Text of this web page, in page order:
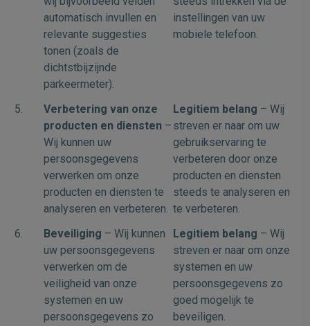
automatisch invullen en
relevante suggesties
tonen (zoals de
dichtstbijzijnde
parkeermeter).
instellingen van uw
mobiele telefoon.
5.
Verbetering van onze
producten en diensten –
Wij kunnen uw
persoonsgegevens
verwerken om onze
producten en diensten te
analyseren en verbeteren.
Legitiem belang – Wij
streven er naar om uw
gebruikservaring te
verbeteren door onze
producten en diensten
steeds te analyseren en
te verbeteren.
6.
Beveiliging – Wij kunnen
uw persoonsgegevens
verwerken om de
veiligheid van onze
systemen en uw
persoonsgegevens zo
Legitiem belang – Wij
streven er naar om onze
systemen en uw
persoonsgegevens zo
goed mogelijk te
beveiligen.